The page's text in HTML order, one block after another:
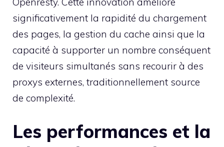
significativement la rapidité du chargement
des pages, la gestion du cache ainsi que la
capacité à supporter un nombre conséquent
de visiteurs simultanés sans recourir à des
proxys externes, traditionnellement source
de complexité.
Les performances et la